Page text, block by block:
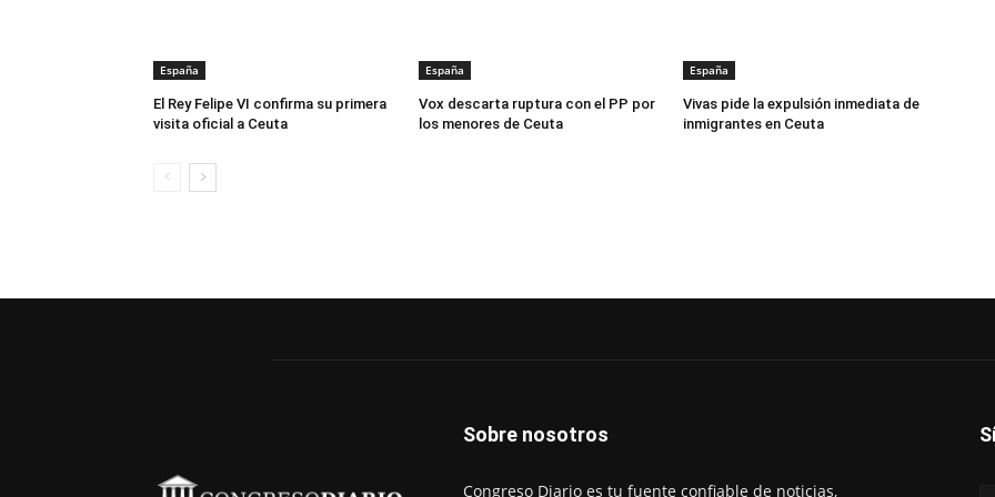
España
El Rey Felipe VI confirma su primera
visita oficial a Ceuta
España
Vox descarta ruptura con el PP por
los menores de Ceuta
España
Vivas pide la expulsión inmediata de
inmigrantes en Ceuta
Sobre nosotros
Congreso Diario es tu fuente confiable de noticias,